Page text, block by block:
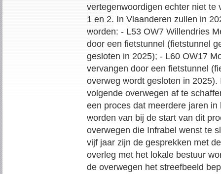
vertegenwoordigen echter niet te
1 en 2. In Vlaanderen zullen in
worden: - L53 OW7 Willendries
door een fietstunnel (fietstunnel
gesloten in 2025); - L60 OW17
vervangen door een fietstunnel
overweg wordt gesloten in
volgende overwegen af te
een proces dat meerdere jaren
worden van bij de start van dit
overwegen die Infrabel wenst te
vijf jaar zijn de gesprekken met
overleg met het lokale bestuur
de overwegen het streefbeeld